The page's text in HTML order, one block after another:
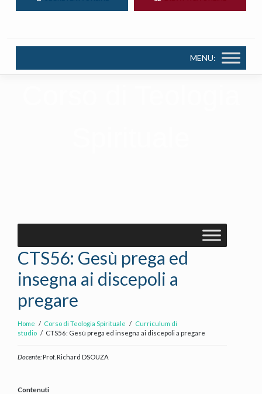
MENU:
CTS56: Gesù prega ed
insegna ai discepoli a
pregare
Home Corso di Teologia Spirituale
Curriculum di
studio
CTS56: Gesù prega ed insegna ai discepoli a pregare
Docente:Prof. Richard DSOUZA
Contenuti